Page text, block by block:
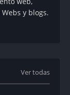
y blogs.
Ver todas